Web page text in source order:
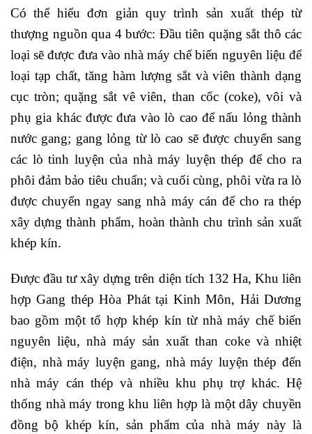
Có thể hiểu đơn giản quy trình sản xuất thép từ
thượng nguồn qua 4 bước: Đầu tiên quặng sắt thô các
loại sẽ được đưa vào nhà máy chế biến nguyên liệu để
loại tạp chất, tăng hàm lượng sắt và viên thành dạng
cục tròn; quặng sắt vê viên, than cốc (coke), vôi và
phụ gia khác được đưa vào lò cao để nấu lỏng thành
nước gang; gang lỏng từ lò cao sẽ được chuyển sang
các lò tinh luyện của nhà máy luyện thép để cho ra
phôi đảm bảo tiêu chuẩn; và cuối cùng, phôi vừa ra lò
được chuyển ngay sang nhà máy cán để cho ra thép
xây dựng thành phẩm, hoàn thành chu trình sản xuất
khép kín.
Được đầu tư xây dựng trên diện tích 132 Ha, Khu liên
hợp Gang thép Hòa Phát tại Kinh Môn, Hải Dương
bao gồm một tổ hợp khép kín từ nhà máy chế biến
nguyên liệu, nhà máy sản xuất than coke và nhiệt
điện, nhà máy luyện gang, nhà máy luyện thép đến
nhà máy cán thép và nhiều khu phụ trợ khác. Hệ
thống nhà máy trong khu liên hợp là một dây chuyền
đồng bộ khép kín, sản phẩm của nhà máy này là